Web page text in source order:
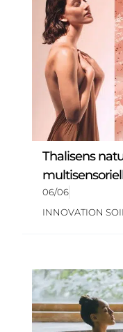
Thalisens
06/06
INNOVATION